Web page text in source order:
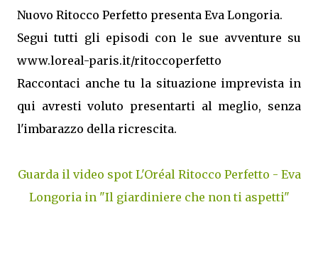
Nuovo Ritocco Perfetto presenta Eva Longoria.
Segui tutti gli episodi con le sue avventure su
www.loreal-paris.it/ritoccoperfetto
Raccontaci anche tu la situazione imprevista in
qui avresti voluto presentarti al meglio, senza
l'imbarazzo della ricrescita.
Guarda il video spot L'Oréal Ritocco Perfetto - Eva
Longoria in "Il giardiniere che non ti aspetti"